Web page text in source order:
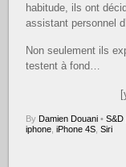
habitude, ils ont
assistant personnel
Non seulement ils
testent à fond…
By Damien Douani • S&D
iphone,iPhone 4S,Siri